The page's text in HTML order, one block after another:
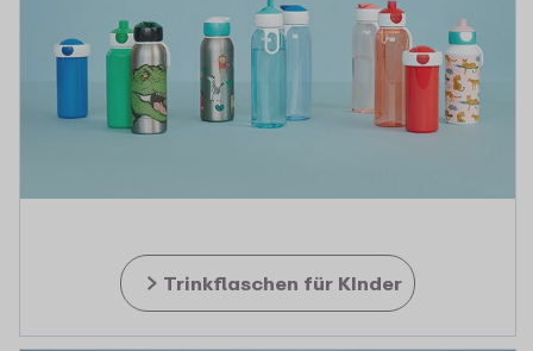
Trinkflaschen für KInder